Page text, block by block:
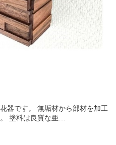
器です。 無垢材から部材を加工
塗料は良質な亜…